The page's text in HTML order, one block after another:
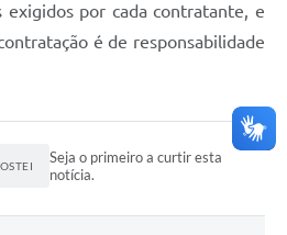
por cada contratante, e
é de responsabilidade
Seja o primeiro a curtir esta
notícia.